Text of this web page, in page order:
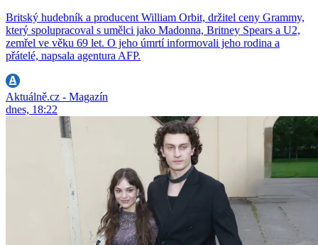
Britský hudebník a producent William Orbit, držitel ceny Grammy,
který spolupracoval s umělci jako Madonna, Britney Spears a U2,
zemřel ve věku 69 let. O jeho úmrtí informovali jeho rodina a
přátelé, napsala agentura AFP.
Aktuálně.cz - Magazín
dnes, 18:22